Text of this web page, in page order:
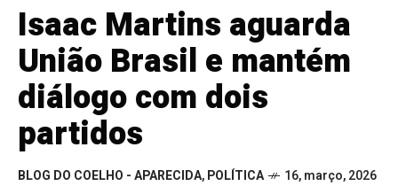
Isaac Martins aguarda
União Brasil e mantém
diálogo com dois
partidos
BLOG DO COELHO - APARECIDA,POLÍTICA 16, março, 2026